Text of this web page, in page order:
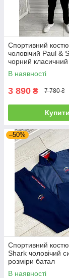
Спортивний
чоловічий Paul &
чорний класичний
розміри, Модні
спортивні костюми
В наявності
3 890 ₴ 7 780 ₴
Купити
–50%
Спортивний
Shark чоловічий
розміри батал
В наявності